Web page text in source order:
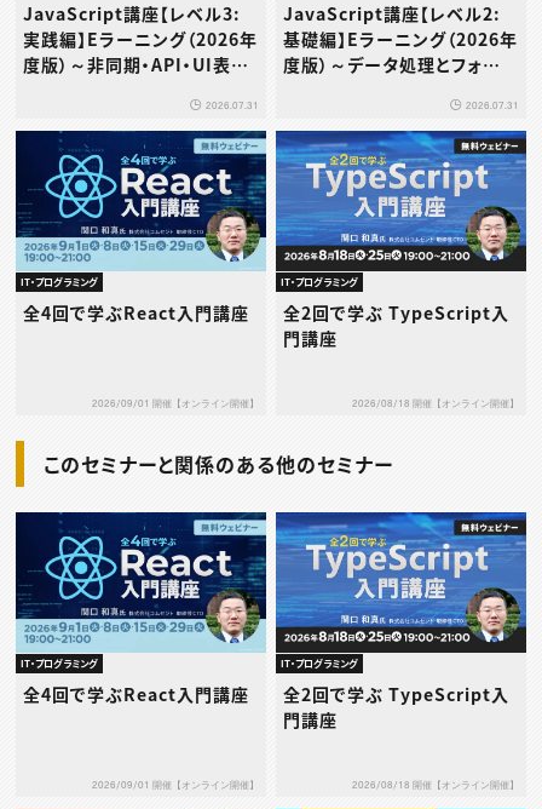
JavaScript講座【レベル3:
実践編】Eラーニング（2026年
度版）～非同期・API・UI表
2026.07.31
JavaScript講座【レベル2:
基礎編】Eラーニング（2026年
度版）～データ処理とフォーム
2026.07.31
IT・プログラミング
全4回で学ぶReact入門講座
2026/09/01 開催【オンライン開催】
IT・プログラミング
全2回で学ぶ TypeScript入
門講座
2026/08/18 開催【オンライン開催】
このセミナーと関係のある他のセミナー
IT・プログラミング
全4回で学ぶReact入門講座
2026/09/01 開催【オンライン開催】
IT・プログラミング
全2回で学ぶ TypeScript入
門講座
2026/08/18 開催【オンライン開催】